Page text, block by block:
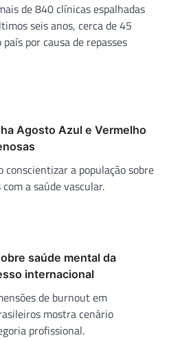
de 840 clínicas espalhadas
seis anos, cerca de 45
por causa de repasses
Agosto Azul e Vermelho
a população sobre
a saúde vascular.
saúde mental da
internacional
de burnout em
mostra cenário
profissional.